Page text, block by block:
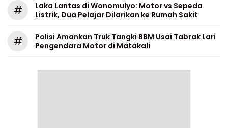
#
Laka Lantas di Wonomulyo: Motor vs Sepeda
Listrik, Dua Pelajar Dilarikan ke Rumah Sakit
#
Polisi Amankan Truk Tangki BBM Usai Tabrak Lari
Pengendara Motor di Matakali